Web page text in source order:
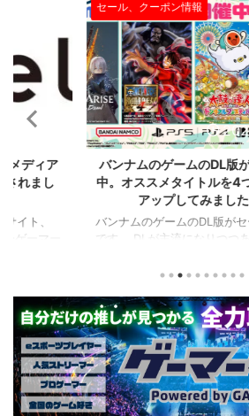
2024/7/31
がセール
4つピック
セール中
ある昨
ルを独自に
。（類似し
ゲーム、長
ム） 注目
セット』
ホラーゲー
大会情報
60歳以上が対象のeスポ
会が神奈川で開催。ゲス
かの蝶野正洋！！！
神奈川県でシニアeスポーツ
催されます。 東日本予選（
選（神奈川県）の優勝者3名
仕様。ご当地キャラクター
も見られるとのことなので
しめるイベントになってい
す。 ちなみに、ゲストのプ
ーである蝶野正洋さんは今
なるそうです。トークセッ
場しますよ。 この記事のポ